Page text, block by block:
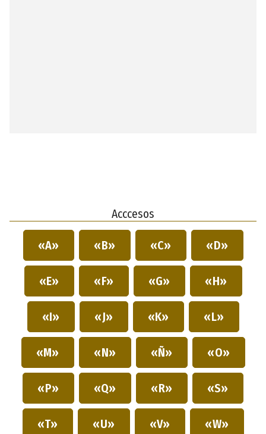
Acccesos
«A» «B» «C» «D»
«E» «F» «G» «H»
«I» «J» «K» «L»
«M» «N» «Ñ» «O»
«P» «Q» «R» «S»
«T» «U» «V» «W»